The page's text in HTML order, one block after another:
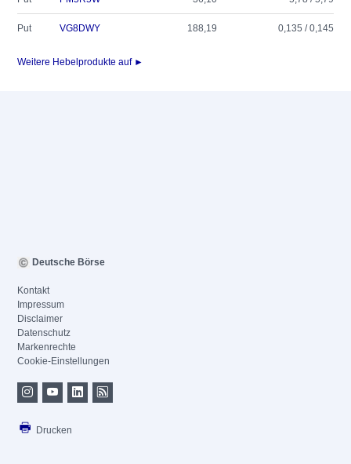
Put VG8DWY 188,19 0,135 / 0,145
Weitere Hebelprodukte auf ►
Deutsche Börse
Kontakt
Impressum
Disclaimer
Datenschutz
Markenrechte
Cookie-Einstellungen
Drucken